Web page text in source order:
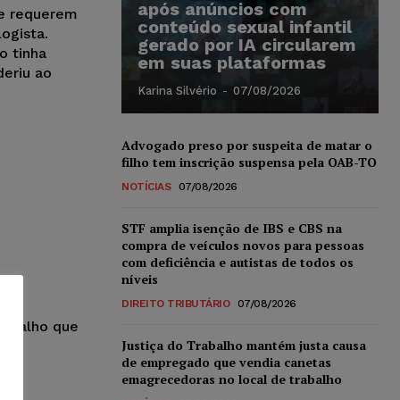
requerem
tinha
ao
que
após anúncios com
conteúdo sexual infantil
gerado por IA circularem
em suas plataformas
Karina Silvério - 07/08/2026
Advogado preso por suspeita de matar o
filho tem inscrição suspensa pela OAB-TO
NOTÍCIAS 07/08/2026
STF amplia isenção de IBS e CBS na
compra de veículos novos para pessoas
com deficiência e autistas de todos os
níveis
DIREITO TRIBUTÁRIO 07/08/2026
Justiça do Trabalho mantém justa causa
de empregado que vendia canetas
emagrecedoras no local de trabalho